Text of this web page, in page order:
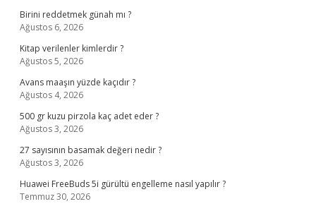
Birini reddetmek günah mı ?
Ağustos 6, 2026
Kitap verilenler kimlerdir ?
Ağustos 5, 2026
Avans maaşın yüzde kaçıdır ?
Ağustos 4, 2026
500 gr kuzu pirzola kaç adet eder ?
Ağustos 3, 2026
27 sayısının basamak değeri nedir ?
Ağustos 3, 2026
Huawei FreeBuds 5i gürültü engelleme nasıl yapılır ?
Temmuz 30, 2026